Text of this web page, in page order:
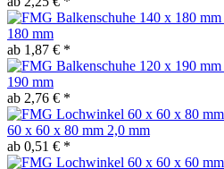
180 mm
ab 1,87 € *
190 mm
ab 2,76 € *
60 x 60 x 80 mm 2,0 mm
ab 0,51 € *